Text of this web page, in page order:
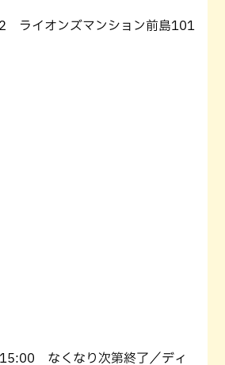
ライオンズマンション前島101
なくなり次第終了／ディ